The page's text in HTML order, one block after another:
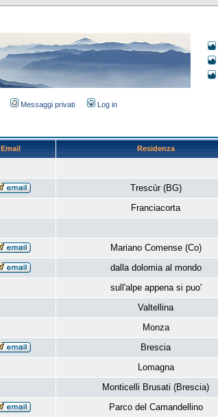
Messaggi privati Log in
Email Residenza
Trescùr (BG)
Franciacorta
Mariano Comense (Co)
dalla dolomia al mondo
sull'alpe appena si puo'
Valtellina
Monza
Brescia
Lomagna
Monticelli Brusati (Brescia)
Parco del Camandellino